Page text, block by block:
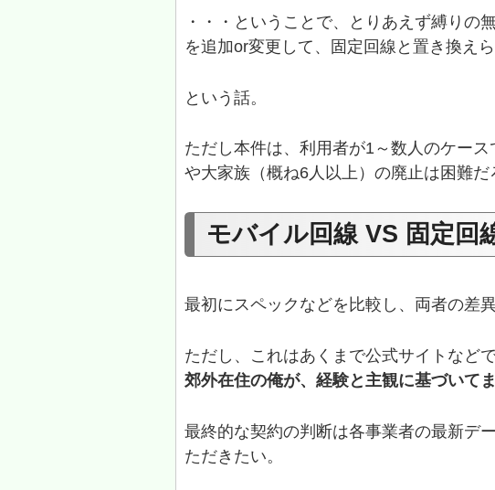
・・・ということで、とりあえず縛りの
を追加or変更して、固定回線と置き換え
という話。
ただし本件は、利用者が1～数人のケー
や大家族（概ね6人以上）の廃止は困難だ
モバイル回線 VS 固定回
最初にスペックなどを比較し、両者の差
ただし、これはあくまで公式サイトなど
郊外在住の俺が、経験と主観に基づいて
最終的な契約の判断は各事業者の最新デ
ただきたい。